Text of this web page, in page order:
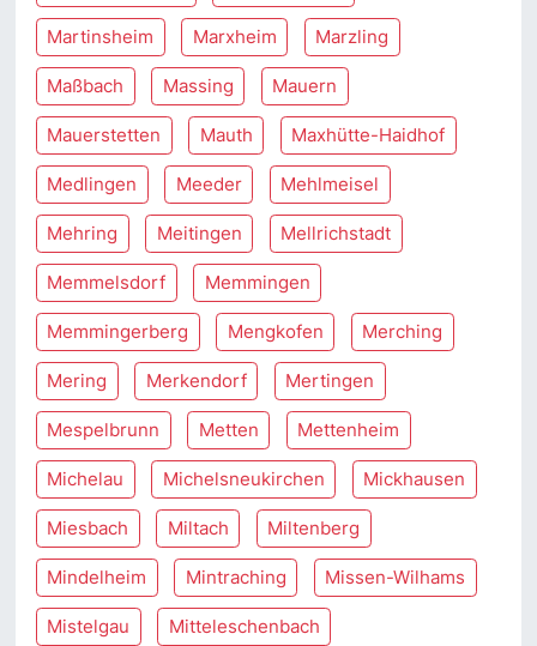
Martinsheim Marxheim Marzling
Maßbach Massing Mauern
Mauerstetten Mauth Maxhütte-Haidhof
Medlingen Meeder Mehlmeisel
Mehring Meitingen Mellrichstadt
Memmelsdorf Memmingen
Memmingerberg Mengkofen Merching
Mering Merkendorf Mertingen
Mespelbrunn Metten Mettenheim
Michelau Michelsneukirchen Mickhausen
Miesbach Miltach Miltenberg
Mindelheim Mintraching Missen-Wilhams
Mistelgau Mitteleschenbach